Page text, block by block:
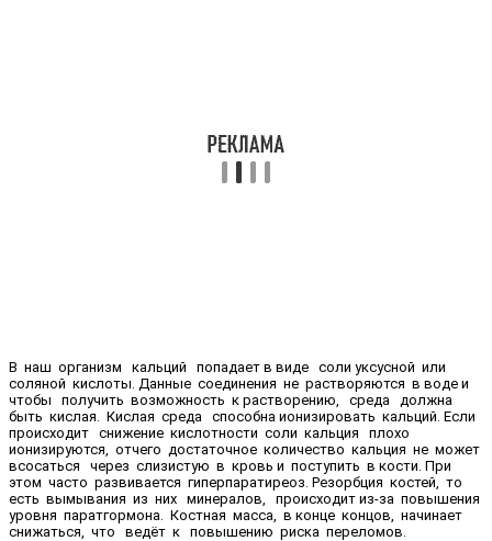
В наш организм кальций попадает в виде соли уксусной или
соляной кислоты. Данные соединения не растворяются в воде и
чтобы получить возможность к растворению, среда должна
быть кислая. Кислая среда способна ионизировать кальций. Если
происходит снижение кислотности соли кальция плохо
ионизируются, отчего достаточное количество кальция не может
всосаться через слизистую в кровь и поступить в кости. При
этом часто развивается гиперпаратиреоз. Резорбция костей, то
есть вымывания из них минералов, происходит из-за повышения
уровня паратгормона. Костная масса, в конце концов, начинает
снижаться, что ведёт к повышению риска переломов.